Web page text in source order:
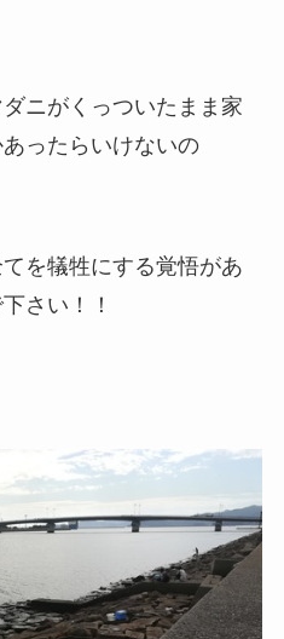
ニがくっついたまま家
ったらいけないの
を犠牲にする覚悟があ
さい！！